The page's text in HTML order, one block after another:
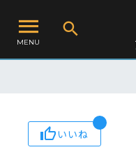
MENU
いいね